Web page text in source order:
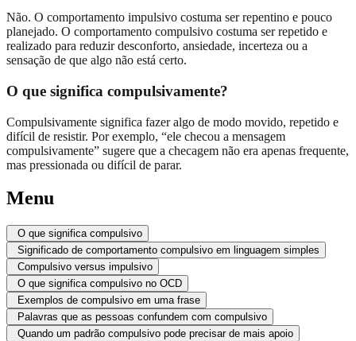
Não. O comportamento impulsivo costuma ser repentino e pouco
planejado. O comportamento compulsivo costuma ser repetido e
realizado para reduzir desconforto, ansiedade, incerteza ou a
sensação de que algo não está certo.
O que significa compulsivamente?
Compulsivamente significa fazer algo de modo movido, repetido e
difícil de resistir. Por exemplo, “ele checou a mensagem
compulsivamente” sugere que a checagem não era apenas frequente,
mas pressionada ou difícil de parar.
Menu
O que significa compulsivo
Significado de comportamento compulsivo em linguagem simples
Compulsivo versus impulsivo
O que significa compulsivo no OCD
Exemplos de compulsivo em uma frase
Palavras que as pessoas confundem com compulsivo
Quando um padrão compulsivo pode precisar de mais apoio